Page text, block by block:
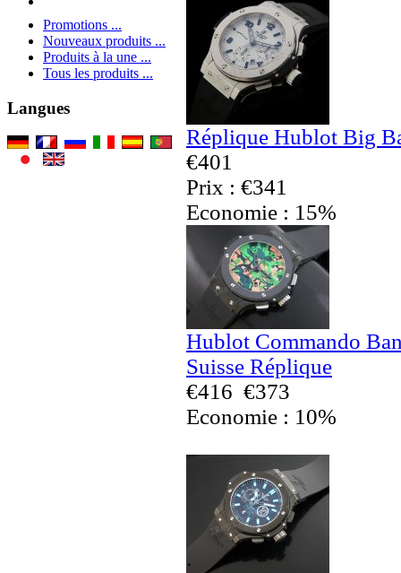
Promotions ...
Nouveaux produits ...
Produits à la une ...
Tous les produits ...
Langues
Réplique Hublot Big
€401
Prix : €341
Economie : 15%
Hublot Commando
Suisse Réplique
€416 €373
Economie : 10%